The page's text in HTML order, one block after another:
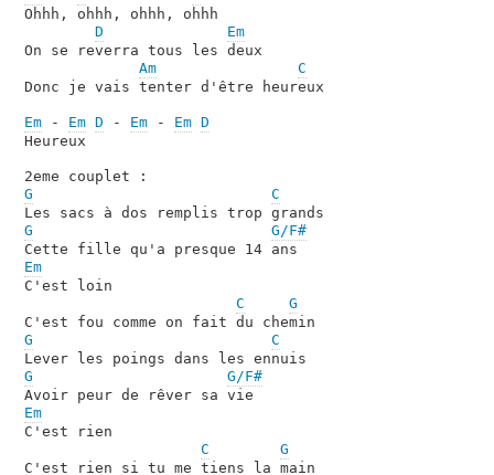
Ohhh, ohhh, ohhh, ohhh
D
Em
On se reverra tous les deux
Am
C
Donc je vais tenter d'être heureux
Em - Em D - Em - Em D
Heureux
G
C
G
G/F#
Em
C'est loin
C
G
G
C
G
G/F#
Em
C'est rien
C
G